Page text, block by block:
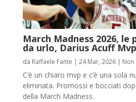
March Madness 2026, le
da urlo, Darius Acuff Mvp
da Raffaele Fante | 24 Mar, 2026|
C’è un chiaro mvp e c’è una sola
eliminata. Promossi e bocciati
della March Madness.